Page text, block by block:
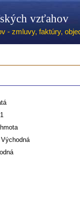
vzťahov
- zmluvy, faktúry,